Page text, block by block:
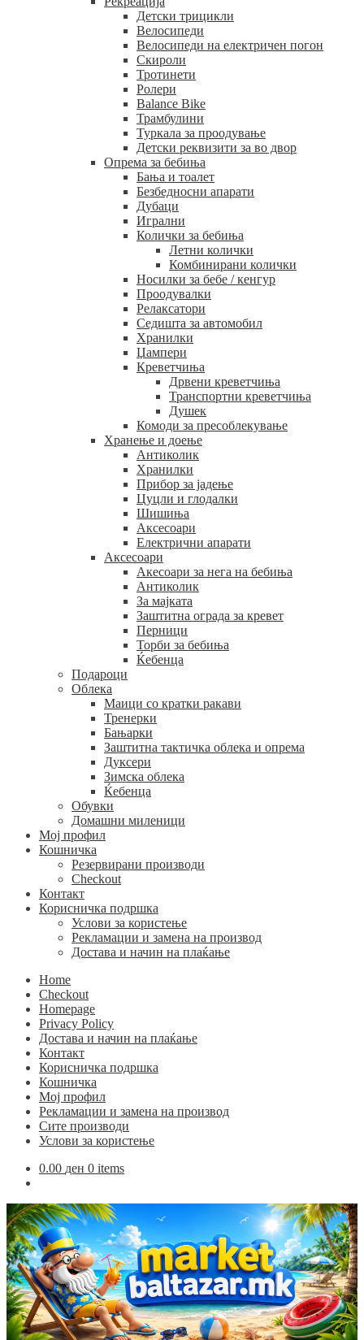
Детски трицикли
Велосипеди
Велосипеди на електричен погон
Скироли
Тротинети
Ролери
Balance Bike
Трамбулини
Туркала за проодување
Детски реквизити за во двор
Опрема за бебиња
Бања и тоалет
Безбедносни апарати
Дубаци
Игрални
Колички за бебиња
Летни колички
Комбинирани колички
Носилки за бебе / кенгур
Проодувалки
Релаксатори
Седишта за автомобил
Хранилки
Џампери
Креветчиња
Дрвени креветчиња
Транспортни креветчиња
Душек
Комоди за пресоблекување
Хранење и доење
Антиколик
Хранилки
Прибор за јадење
Цуцли и глодалки
Шишиња
Аксесоари
Електрични апарати
Аксесоари
Акесоари за нега на бебиња
Антиколик
За мајката
Заштитна ограда за кревет
Перници
Торби за бебиња
Ќебенца
Подароци
Облека
Маици со кратки ракави
Тренерки
Бањарки
Заштитна тактичка облека и опрема
Дуксери
Зимска облека
Ќебенца
Обувки
Домашни миленици
Мој профил
Кошничка
Резервирани производи
Checkout
Контакт
Корисничка подршка
Услови за користење
Рекламации и замена на производ
Достава и начин на плаќање
Home
Checkout
Homepage
Privacy Policy
Достава и начин на плаќање
Контакт
Корисничка подршка
Кошничка
Мој профил
Рекламации и замена на производ
Сите производи
Услови за користење
0.00 ден 0 items